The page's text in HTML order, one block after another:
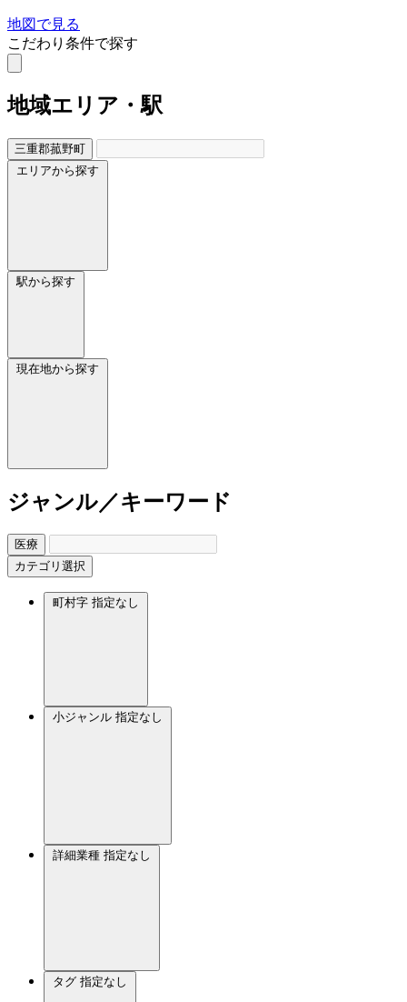
地図で見る
こだわり条件で探す
地域エリア・駅
三重郡菰野町
エリアから探す
駅から探す
現在地から探す
ジャンル／キーワード
医療
カテゴリ選択
町村字 指定なし
小ジャンル 指定なし
詳細業種 指定なし
タグ 指定なし